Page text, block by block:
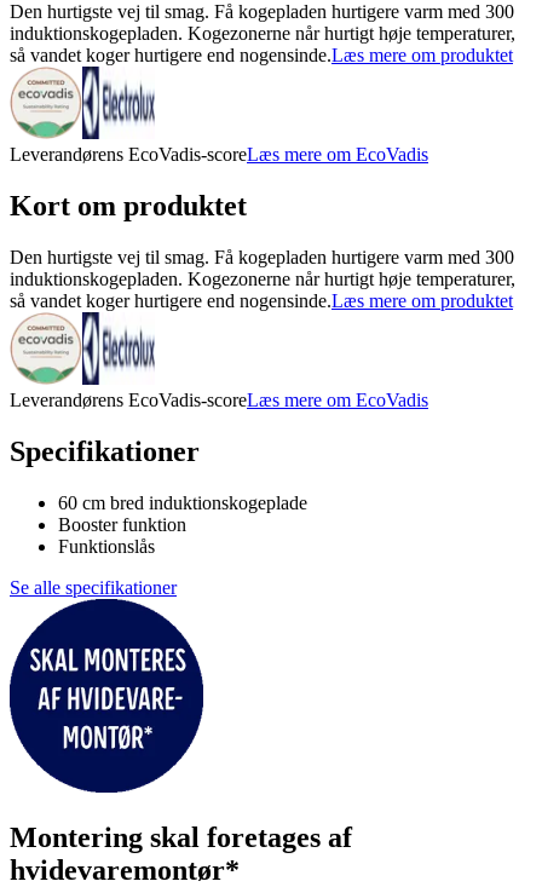
Den hurtigste vej til smag. Få kogepladen hurtigere varm med 300
induktionskogepladen. Kogezonerne når hurtigt høje temperaturer,
så vandet koger hurtigere end nogensinde.Læs mere om produktet
Leverandørens EcoVadis-scoreLæs mere om EcoVadis
Kort om produktet
Den hurtigste vej til smag. Få kogepladen hurtigere varm med 300
induktionskogepladen. Kogezonerne når hurtigt høje temperaturer,
så vandet koger hurtigere end nogensinde.Læs mere om produktet
Leverandørens EcoVadis-scoreLæs mere om EcoVadis
Specifikationer
60 cm bred induktionskogeplade
Booster funktion
Funktionslås
Se alle specifikationer
Montering skal foretages af
hvidevaremontør*